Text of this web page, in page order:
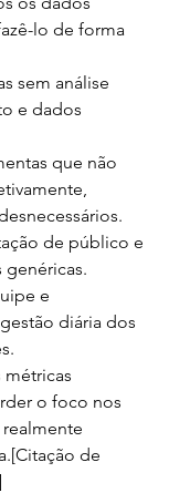
lo de forma
sem análise
e dados
que não
de público e
genéricas.
e
diária dos
métricas
o foco nos
de